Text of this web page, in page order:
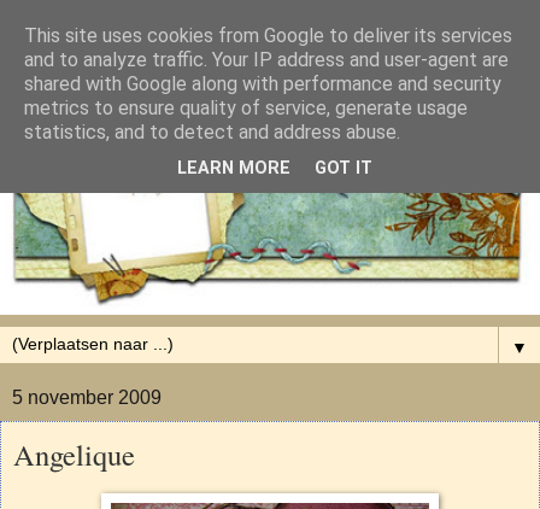
▼
5 november 2009
Angelique
This site uses cookies from Google to deliver its services
and to analyze traffic. Your IP address and user-agent are
shared with Google along with performance and security
metrics to ensure quality of service, generate usage
statistics, and to detect and address abuse.
LEARN MORE GOT IT